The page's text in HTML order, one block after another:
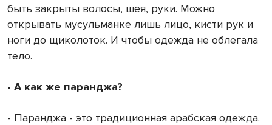
быть закрыты волосы, шея, руки. Можно
открывать мусульманке лишь лицо, кисти рук и
ноги до щиколоток. И чтобы одежда не облегала
тело.
- А как же паранджа?
- Паранджа - это традиционная арабская одежда.